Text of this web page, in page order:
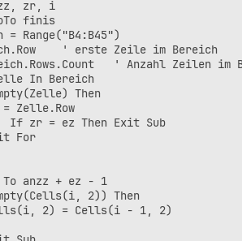
zr, i
finis
= Range("B4:B45")
' erste Zeile im Bereich
' Anzahl Zeilen im
In Bereich
Then
Zelle.Row
If zr = ez Then Exit Sub
For
anzz + ez - 1
2)) Then
2) = Cells(i - 1, 2)